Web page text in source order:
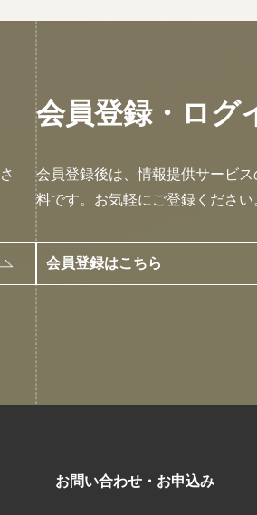
会員登録・ログ
会員登録後は、情報提供サービ
料です。お気軽にご登録ください
会員登録はこちら
お問い合わせ・お申込み